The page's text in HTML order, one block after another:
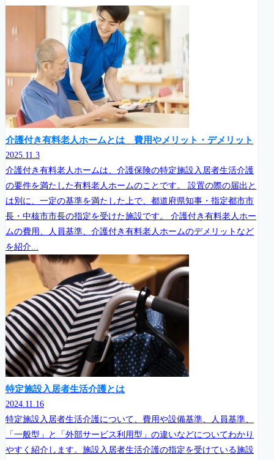
介護付き有料老人ホームとは 費用やメリット・デメリット
2025.11.3
介護付き有料老人ホームは、介護保険の特定施設入居者生活介護
の要件を満たした有料老人ホームのことです。 設置の際の届出と
は別に、一定の基準を満たした上で、都道府県知事・指定都市市
長・中核市市長の指定を受けた施設です。 介護付き有料老人ホー
ムの費用、人員基準、介護付き有料老人ホームのデメリットなど
を紹介...
特定施設入居者生活介護とは
2024.11.16
特定施設入居者生活介護について、費用や設備基準、人員基準、
「一般型」と「外部サービス利用型」の違いなどについてわかり
やすく紹介します。施設入居者生活介護の指定を受けている施設